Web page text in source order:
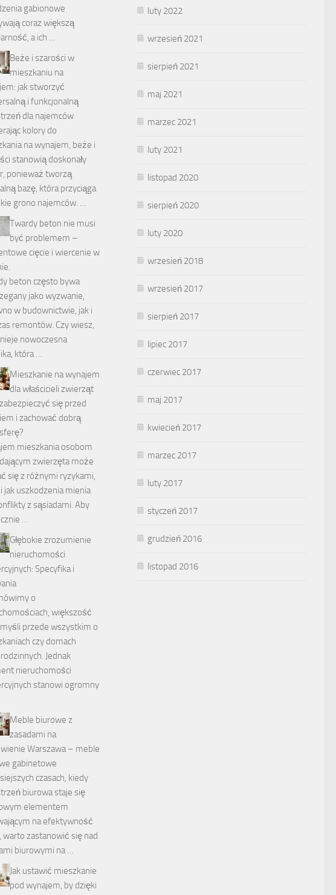
luty 2022
wrzesień 2021
sierpień 2021
maj 2021
marzec 2021
luty 2021
listopad 2020
sierpień 2020
luty 2020
wrzesień 2018
wrzesień 2017
sierpień 2017
lipiec 2017
czerwiec 2017
maj 2017
kwiecień 2017
marzec 2017
luty 2017
styczeń 2017
grudzień 2016
listopad 2016
gabionowe
coraz większą
a ich …
Beże i szarości w
mieszkaniu na
jak stworzyć
i funkcjonalną
dla najemców
kolory do
na wynajem, beże i
stanowią doskonały
ponieważ tworzą
bazę, która przyciąga
grono najemców. …
Twardy beton nie musi
być problemem –
cięcie i wiercenie w
beton często bywa
jako wyzwanie,
w budownictwie, jak i
remontów. Czy wiesz,
nowoczesna
która …
Mieszkanie na wynajem
dla właścicieli zwierząt
się przed
i zachować dobrą
mieszkania osobom
zwierzęta może
się z różnymi ryzykami,
jak uszkodzenia mienia
z sąsiadami. Aby
…
Głębokie zrozumienie
nieruchomości
Specyfika i
o
większość
przede wszystkim o
czy domach
Jednak
nieruchomości
stanowi ogromny
Meble biurowe z
zasadami na
Warszawa – meble
gabinetowe
czasach, kiedy
biurowa staje się
elementem
na efektywność
warto zastanowić się nad
biurowymi na …
Jak ustawić mieszkanie
pod wynajem, by dzięki